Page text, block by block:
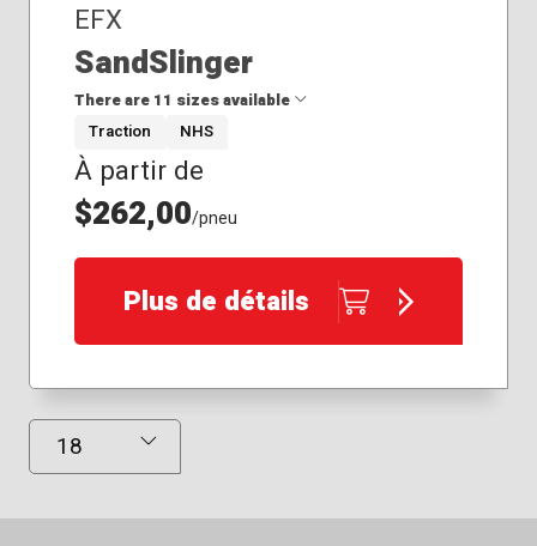
EFX
SandSlinger
There are 11 sizes available
28x11.00R14
28x14.00R14
29x11.00R14
29x14.00R14
30x11.00R14
30x14.00R14
31x11.00R15
32x14.00R15
Traction NHS
À partir de
$262,00/pneu
Plus de détails
Résultats affichés